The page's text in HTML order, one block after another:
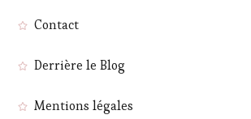
Contact
Derrière le Blog
Mentions légales